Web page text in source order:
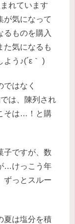
れています
が気になって
るものを購入
た気になるも
う♪(´ε｀ )
はなく
は、陳列され
そは…！と購
子ですが、数
…けっこう年
ずっとスルー
夏は塩分を積